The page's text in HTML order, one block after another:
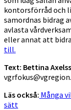
kontorsförråd och
samordnas bidrag
avlasta
eller annat att
till.
Text: Bettina
Läs också: Många
sätt